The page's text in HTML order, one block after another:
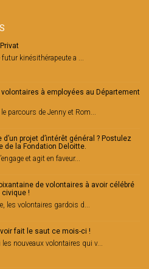
kinésithérapeute a ...
à employées au Département
parcours de Jenny et Rom...
projet d’intérêt général ? Postulez
de la Fondation Deloitte.
et agit en faveur...
de volontaires à avoir célébré
civique !
les volontaires gardois d...
fait le saut ce mois-ci !
nouveaux volontaires qui v...